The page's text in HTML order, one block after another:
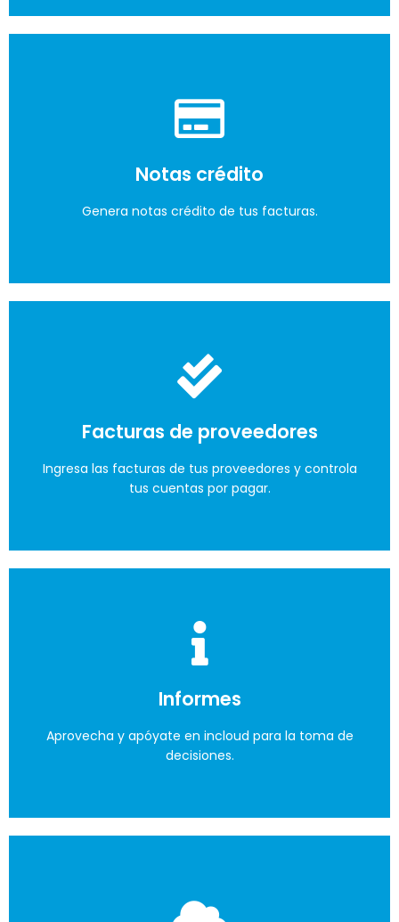
Notas crédito
Genera notas crédito de tus facturas.
Facturas de proveedores
Ingresa las facturas de tus proveedores y controla
tus cuentas por pagar.
Ingresa los pagos
calculadas por el sistema.
Informes
Aprovecha y apóyate en incloud para la toma de
decisiones.
Datos precisos
en informes de ventas, inventario y gastos.
Lo quiero
No mas costos
en infraestructura, mantenimiento, y licencias.
Lo quiero